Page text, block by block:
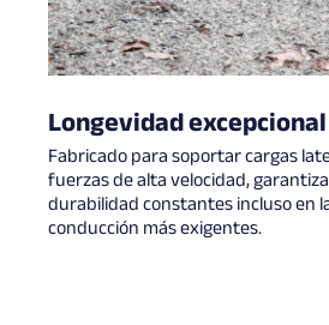
Longevidad
Fabricado para soportar cargas
fuerzas de alta velocidad,
durabilidad constantes incluso en
conducción más exigentes.